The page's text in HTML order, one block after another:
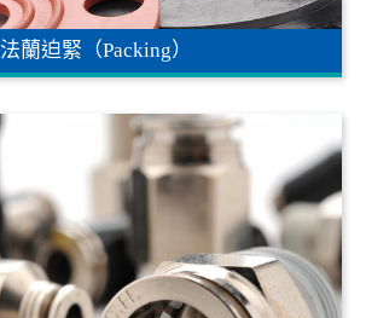
法蘭迫緊（Packing）